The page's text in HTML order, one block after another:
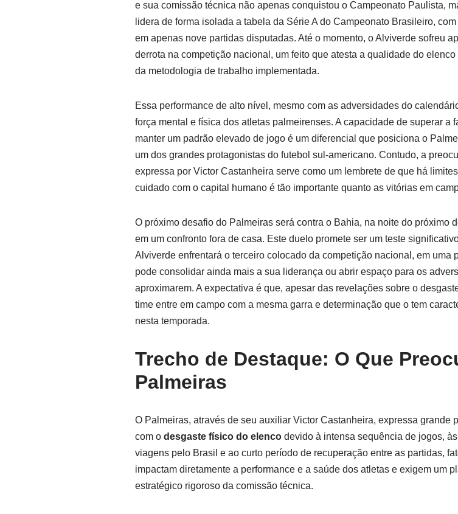
e sua comissão técnica não apenas conquistou o Campeonato Paulista,
lidera de forma isolada a tabela da Série A do Campeonato Brasileiro,
em apenas nove partidas disputadas. Até o momento, o Alviverde sofreu
derrota na competição nacional, um feito que atesta a qualidade do elenco
da metodologia de trabalho implementada.
Essa performance de alto nível, mesmo com as adversidades do
força mental e física dos atletas palmeirenses. A capacidade de superar a
manter um padrão elevado de jogo é um diferencial que posiciona o
um dos grandes protagonistas do futebol sul-americano. Contudo, a
expressa por Victor Castanheira serve como um lembrete de que há
cuidado com o capital humano é tão importante quanto as vitórias em
O próximo desafio do Palmeiras será contra o Bahia, na noite do próximo
em um confronto fora de casa. Este duelo promete ser um teste
Alviverde enfrentará o terceiro colocado da competição nacional, em uma
pode consolidar ainda mais a sua liderança ou abrir espaço para os
aproximarem. A expectativa é que, apesar das revelações sobre o
time entre em campo com a mesma garra e determinação que o tem
nesta temporada.
Trecho de Destaque: O Que
Palmeiras
O Palmeiras, através de seu auxiliar Victor Castanheira, expressa grande
com o desgaste físico do elenco devido à intensa sequência de jogos,
viagens pelo Brasil e ao curto período de recuperação entre as partidas,
impactam diretamente a performance e a saúde dos atletas e exigem um
estratégico rigoroso da comissão técnica.